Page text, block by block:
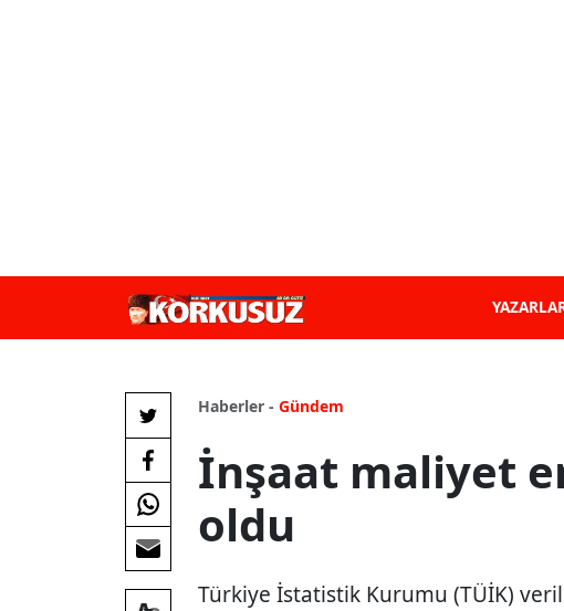
Haberler - Gündem
İnşaat maliyet
oldu
Türkiye İstatistik Kurumu (TÜİK)